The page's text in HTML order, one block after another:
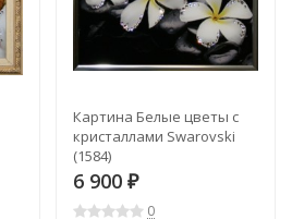
Картина Белые цветы с
кристаллами Swarovski
(1584)
6 900 ₽
0